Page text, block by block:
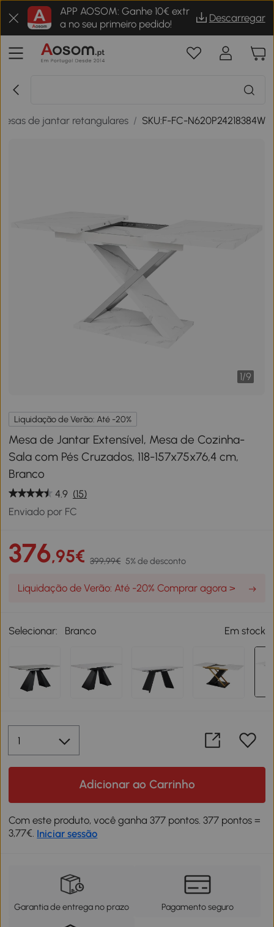
APP AOSOM: Ganhe 10€ extr
a no seu primeiro pedido!
Descarregar
de jantar retangulares / SKU:F-FC-N620P24218384W
1/9
Liquidação de Verão: Até -20%
Mesa de Jantar Extensível, Mesa de Cozinha-
Sala com Pés Cruzados, 118-157x75x76,4 cm,
Branco
4.9 (15)
Enviado por FC
376,95€ 399,99€ 5% de desconto
Liquidação de Verão: Até -20% Comprar agora >
Selecionar: Branco Em stock
Adicionar ao Carrinho
Com este produto, você ganha 377 pontos. 377 pontos =
3,77€. Iniciar sessão
Garantia de entrega no prazo Pagamento seguro